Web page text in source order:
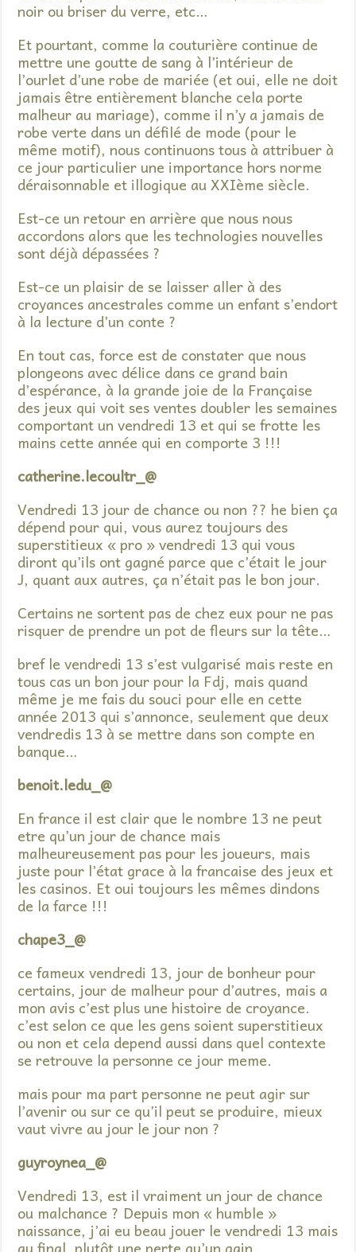
noir ou briser du verre, etc…
Et pourtant, comme la couturière continue de
mettre une goutte de sang à l’intérieur de
l’ourlet d’une robe de mariée (et oui, elle ne doit
jamais être entièrement blanche cela porte
malheur au mariage), comme il n’y a jamais de
robe verte dans un défilé de mode (pour le
même motif), nous continuons tous à attribuer à
ce jour particulier une importance hors norme
déraisonnable et illogique au XXIème siècle.
Est-ce un retour en arrière que nous nous
accordons alors que les technologies nouvelles
sont déjà dépassées ?
Est-ce un plaisir de se laisser aller à des
croyances ancestrales comme un enfant s’endort
à la lecture d’un conte ?
En tout cas, force est de constater que nous
plongeons avec délice dans ce grand bain
d’espérance, à la grande joie de la Française
des jeux qui voit ses ventes doubler les semaines
comportant un vendredi 13 et qui se frotte les
mains cette année qui en comporte 3 !!!
catherine.lecoultr_@
Vendredi 13 jour de chance ou non ?? he bien ça
dépend pour qui, vous aurez toujours des
superstitieux « pro » vendredi 13 qui vous
diront qu’ils ont gagné parce que c’était le jour
J, quant aux autres, ça n’était pas le bon jour.
Certains ne sortent pas de chez eux pour ne pas
risquer de prendre un pot de fleurs sur la tête…
bref le vendredi 13 s’est vulgarisé mais reste en
tous cas un bon jour pour la Fdj, mais quand
même je me fais du souci pour elle en cette
année 2013 qui s’annonce, seulement que deux
vendredis 13 à se mettre dans son compte en
banque…
benoit.ledu_@
En france il est clair que le nombre 13 ne peut
etre qu’un jour de chance mais
malheureusement pas pour les joueurs, mais
juste pour l’état grace à la francaise des jeux et
les casinos. Et oui toujours les mêmes dindons
de la farce !!!
chape3_@
ce fameux vendredi 13, jour de bonheur pour
certains, jour de malheur pour d’autres, mais a
mon avis c’est plus une histoire de croyance.
c’est selon ce que les gens soient superstitieux
ou non et cela depend aussi dans quel contexte
se retrouve la personne ce jour meme.
mais pour ma part personne ne peut agir sur
l’avenir ou sur ce qu’il peut se produire, mieux
vaut vivre au jour le jour non ?
guyroynea_@
Vendredi 13, est il vraiment un jour de chance
ou malchance ? Depuis mon « humble »
naissance, j’ai eu beau jouer le vendredi 13 mais